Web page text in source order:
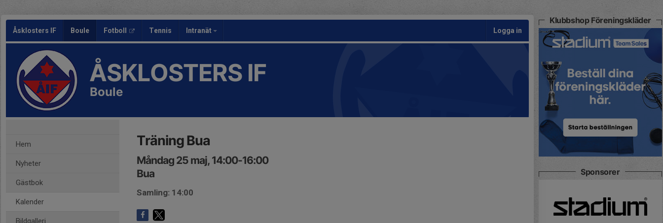
Åsklosters IF Boule Fotboll Tennis Intranät Logga in
ÅSKLOSTERS IF
Boule
Hem
Nyheter
Gästbok
Kalender
Bildgalleri
Träning Bua
Måndag 25 maj, 14:00-16:00
Bua
Samling: 14:00
Klubbshop Föreningskläder
Sponsorer